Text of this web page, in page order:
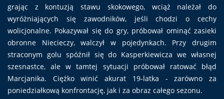
grając z kontuzją stawu skokowego, wciąż należał do
wyróżniających się zawodników, jeśli chodzi o cechy
wolicjonalne. Pokazywał się do gry, próbował ominąć zasieki
obronne Niecieczy, walczył w pojedynkach. Przy drugim
straconym golu spóźnił się do Kasperkiewicza we własnej
szesnastce, ale w tamtej sytuacji próbował ratować błąd
Marcjanika. Ciężko winić akurat 19-latka - zarówno za
poniedziałkową konfrontację, jak i za obraz całego sezonu.